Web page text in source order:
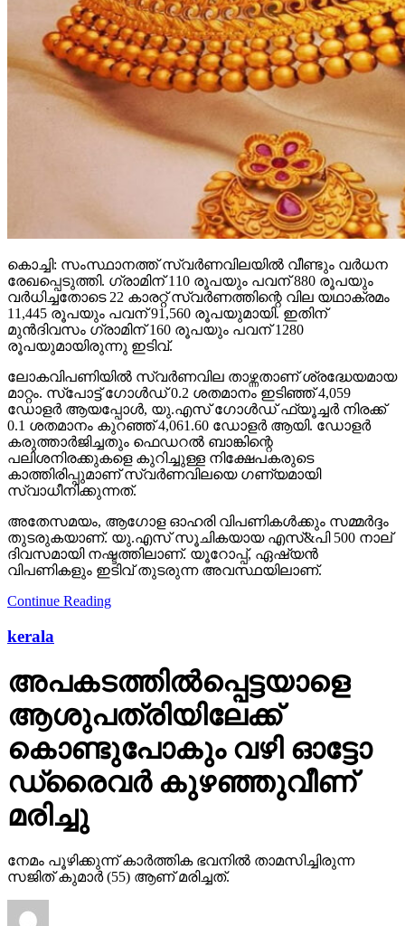
കൊച്ചി: സംസ്ഥാനത്ത് സ്വര്‍ണവിലയില്‍ വീണ്ടും വര്‍ധന
രേഖപ്പെടുത്തി. ഗ്രാമിന് 110 രൂപയും പവന് 880 രൂപയും
വര്‍ധിച്ചതോടെ 22 കാരറ്റ് സ്വര്‍ണത്തിന്റെ വില യഥാക്രമം
11,445 രൂപയും പവന് 91,560 രൂപയുമായി. ഇതിന്
മുന്‍ദിവസം ഗ്രാമിന് 160 രൂപയും പവന് 1280
രൂപയുമായിരുന്നു ഇടിവ്.
ലോകവിപണിയില്‍ സ്വര്‍ണവില താഴ്ന്നതാണ് ശ്രദ്ധേയമായ
മാറ്റം. സ്പോട്ട് ഗോള്‍ഡ് 0.2 ശതമാനം ഇടിഞ്ഞ് 4,059
ഡോളര്‍ ആയപ്പോള്‍, യു.എസ് ഗോള്‍ഡ് ഫ്യൂച്ചര്‍ നിരക്ക്
0.1 ശതമാനം കുറഞ്ഞ് 4,061.60 ഡോളര്‍ ആയി. ഡോളര്‍
കരുത്താര്‍ജിച്ചതും ഫെഡറല്‍ ബാങ്കിന്റെ
പലിശനിരക്കുകളെ കുറിച്ചുള്ള നിക്ഷേപകരുടെ
കാത്തിരിപ്പുമാണ് സ്വര്‍ണവിലയെ ഗണ്യമായി
സ്വാധീനിക്കുന്നത്.
അതേസമയം, ആഗോള ഓഹരി വിപണികള്‍ക്കും സമ്മര്‍ദ്ദം
തുടരുകയാണ്. യു.എസ് സൂചികയായ എസ്&പി 500 നാല്
ദിവസമായി നഷ്ടത്തിലാണ്. യൂറോപ്പ്, ഏഷ്യന്‍
വിപണികളും ഇടിവ് തുടരുന്ന അവസ്ഥയിലാണ്.
Continue Reading
kerala
അപകടത്തില്‍പ്പെട്ടയാളെ
ആശുപത്രിയിലേക്ക്
കൊണ്ടുപോകും വഴി ഓട്ടോ
ഡ്രൈവര്‍ കുഴഞ്ഞുവീണ്
മരിച്ചു
നേമം പൂഴിക്കുന്ന് കാര്‍ത്തിക ഭവനില്‍ താമസിച്ചിരുന്ന
സജിത് കുമാര്‍ (55) ആണ് മരിച്ചത്.